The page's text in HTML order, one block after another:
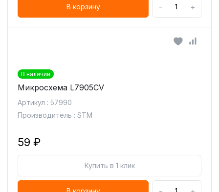
В корзину - +
В наличии
Микросхема L7905CV
Артикул : 57990
Производитель : STM
59 ₽
Купить в 1 клик